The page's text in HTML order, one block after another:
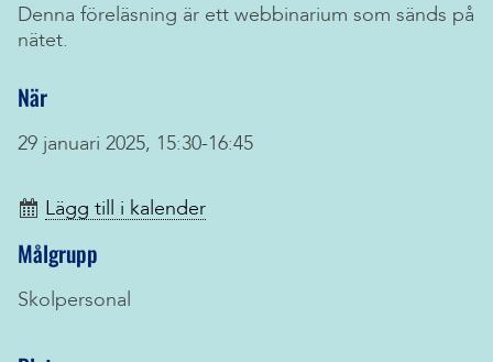
Denna föreläsning är ett webbinarium som sänds på
nätet.
När
29 januari 2025, 15:30-16:45
Lägg till i kalender
Målgrupp
Skolpersonal